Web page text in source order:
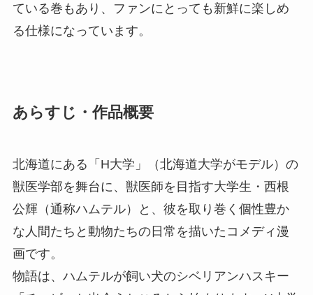
ている巻もあり、ファンにとっても新鮮に楽しめ
る仕様になっています。
あらすじ・作品概要
北海道にある「H大学」（北海道大学がモデル）の
獣医学部を舞台に、獣医師を目指す大学生・西根
公輝（通称ハムテル）と、彼を取り巻く個性豊か
な人間たちと動物たちの日常を描いたコメディ漫
画です。
物語は、ハムテルが飼い犬のシベリアンハスキー